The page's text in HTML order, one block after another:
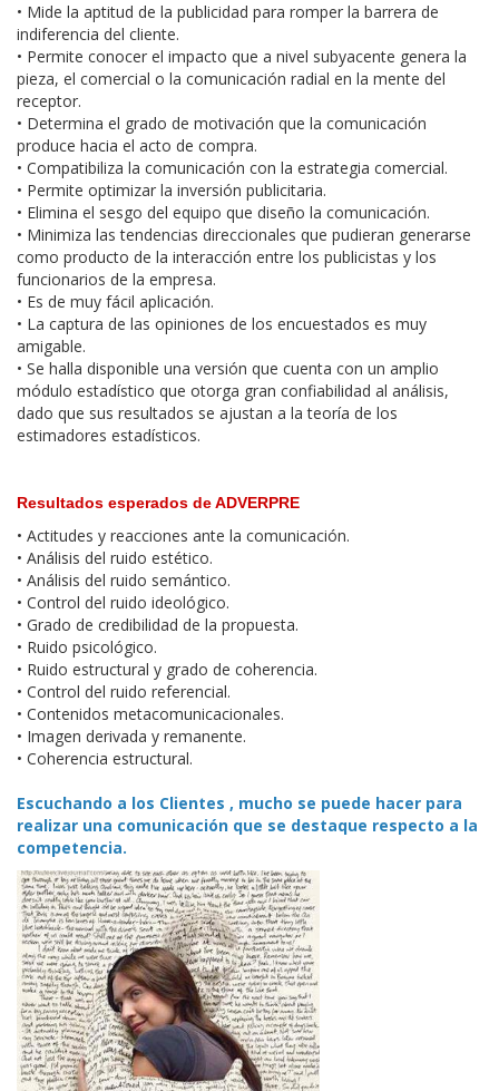
• Mide la aptitud de la publicidad para romper la barrera de
indiferencia del cliente.
• Permite conocer el impacto que a nivel subyacente genera la
pieza, el comercial o la comunicación radial en la mente del
receptor.
• Determina el grado de motivación que la comunicación
produce hacia el acto de compra.
• Compatibiliza la comunicación con la estrategia comercial.
• Permite optimizar la inversión publicitaria.
• Elimina el sesgo del equipo que diseño la comunicación.
• Minimiza las tendencias direccionales que pudieran generarse
como producto de la interacción entre los publicistas y los
funcionarios de la empresa.
• Es de muy fácil aplicación.
• La captura de las opiniones de los encuestados es muy
amigable.
• Se halla disponible una versión que cuenta con un amplio
módulo estadístico que otorga gran confiabilidad al análisis,
dado que sus resultados se ajustan a la teoría de los
estimadores estadísticos.
Resultados esperados de ADVERPRE
• Actitudes y reacciones ante la comunicación.
• Análisis del ruido estético.
• Análisis del ruido semántico.
• Control del ruido ideológico.
• Grado de credibilidad de la propuesta.
• Ruido psicológico.
• Ruido estructural y grado de coherencia.
• Control del ruido referencial.
• Contenidos metacomunicacionales.
• Imagen derivada y remanente.
• Coherencia estructural.
Escuchando a los Clientes , mucho se puede hacer para
realizar una comunicación que se destaque respecto a la
competencia.